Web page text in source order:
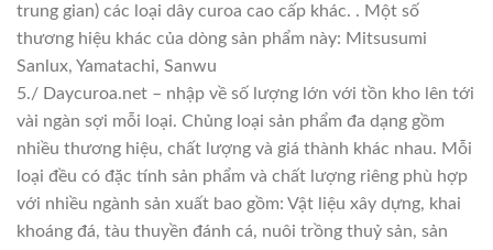
trung gian) các loại dây curoa cao cấp khác. . Một số
thương hiệu khác của dòng sản phẩm này: Mitsusumi
Sanlux, Yamatachi, Sanwu
5./ Daycuroa.net – nhập về số lượng lớn với tồn kho lên tới
vài ngàn sợi mỗi loại. Chủng loại sản phẩm đa dạng gồm
nhiều thương hiệu, chất lượng và giá thành khác nhau. Mỗi
loại đều có đặc tính sản phẩm và chất lượng riêng phù hợp
với nhiều ngành sản xuất bao gồm: Vật liệu xây dựng, khai
khoáng đá, tàu thuyền đánh cá, nuôi trồng thuỷ sản, sản